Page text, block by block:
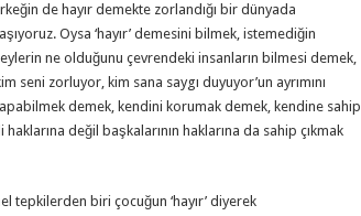
de hayır demekte zorlandığı bir dünyada
Oysa ‘hayır’ demesini bilmek, istemediğin
ne olduğunu çevrendeki insanların bilmesi demek,
seni zorluyor, kim sana saygı duyuyor’un ayrımını
demek, kendini korumak demek, kendine sahip
değil başkalarının haklarına da sahip çıkmak
tepkilerden biri çocuğun ‘hayır’ diyerek